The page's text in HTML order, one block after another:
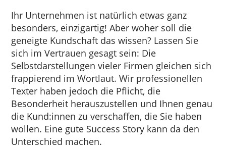
Ihr Unternehmen ist natürlich etwas ganz
besonders, einzigartig! Aber woher soll die
geneigte Kundschaft das wissen? Lassen Sie
sich im Vertrauen gesagt sein: Die
Selbstdarstellungen vieler Firmen gleichen sich
frappierend im Wortlaut. Wir professionellen
Texter haben jedoch die Pflicht, die
Besonderheit herauszustellen und Ihnen genau
die Kund:innen zu verschaffen, die Sie haben
wollen. Eine gute Success Story kann da den
Unterschied machen.